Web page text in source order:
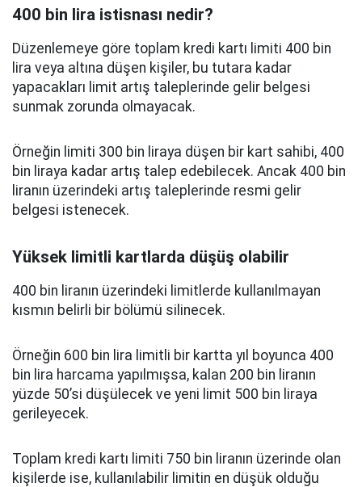
400 bin lira istisnası nedir?
Düzenlemeye göre toplam kredi kartı limiti 400 bin
lira veya altına düşen kişiler, bu tutara kadar
yapacakları limit artış taleplerinde gelir belgesi
sunmak zorunda olmayacak.
Örneğin limiti 300 bin liraya düşen bir kart sahibi, 400
bin liraya kadar artış talep edebilecek. Ancak 400 bin
liranın üzerindeki artış taleplerinde resmi gelir
belgesi istenecek.
Yüksek limitli kartlarda düşüş olabilir
400 bin liranın üzerindeki limitlerde kullanılmayan
kısmın belirli bir bölümü silinecek.
Örneğin 600 bin lira limitli bir kartta yıl boyunca 400
bin lira harcama yapılmışsa, kalan 200 bin liranın
yüzde 50’si düşülecek ve yeni limit 500 bin liraya
gerileyecek.
Toplam kredi kartı limiti 750 bin liranın üzerinde olan
kişilerde ise, kullanılabilir limitin en düşük olduğu